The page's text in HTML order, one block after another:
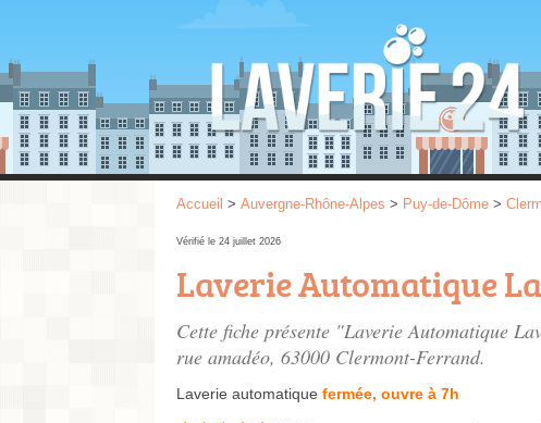
Accueil > Auvergne-Rhône-Alpes > Puy-de-Dôme >
Vérifié le 24 juillet 2026
Laverie Automatique
Cette fiche présente "Laverie Automatique
rue amadéo, 63000 Clermont-Ferrand.
Laverie automatique fermée, ouvre à 7h